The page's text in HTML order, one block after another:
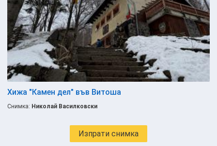
Хижа "Камен дел" във Витоша
Снимка: Николай Василковски
Изпрати снимка